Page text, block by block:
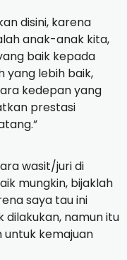
disini, karena
anak-anak kita,
baik kepada
yang lebih baik,
kedepan yang
prestasi
wasit/juri di
mungkin, bijaklah
saya tau ini
dilakukan, namun itu
untuk kemajuan